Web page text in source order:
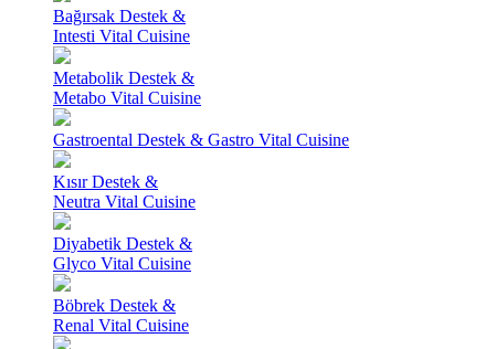
Bağırsak Destek &
Intesti Vital Cuisine
Metabolik Destek &
Metabo Vital Cuisine
Gastroental Destek & Gastro Vital Cuisine
Kısır Destek &
Neutra Vital Cuisine
Diyabetik Destek &
Glyco Vital Cuisine
Böbrek Destek &
Renal Vital Cuisine